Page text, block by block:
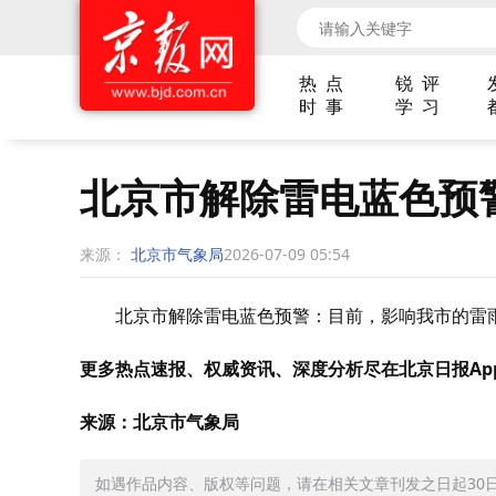
热 点 锐 评
时 事
学 习
北京市解除雷电蓝色预
来源： 北京市气象局2026-07-09 05:54
北京市解除雷电蓝色预警：目前，影响我市的
更多热点速报、权威资讯、深度分析尽在北京日报
来源：北京市气象局
如遇作品内容、版权等问题，请在相关文章刊发之日起